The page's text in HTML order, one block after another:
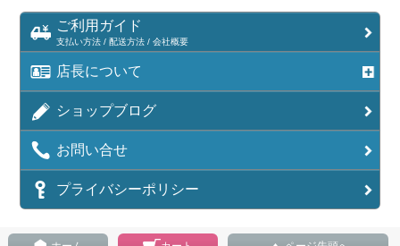
ご利用ガイド
支払い方法 / 配送方法 / 会社概要
店長について
ショップブログ
お問い合せ
プライバシーポリシー